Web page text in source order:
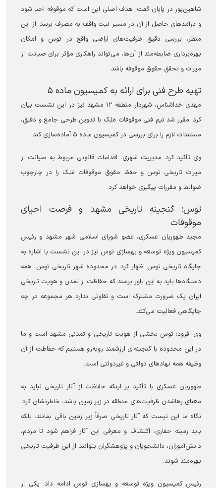
شاهین‌پور در پایان گفت: هدف اصلی این است که موقوفه احیا شود
و درآمدهای حاصل از آن در مسیر نیت واقف به مصرف برسد. از این
منظر، بررسی دقیق ظرفیت‌های اراضی واقع در توس و امکان
بهره‌برداری ضابطه‌مند از آن‌ها، می‌تواند راهکاری مؤثر برای صیانت از
میراث و تحقق حقوق موقوفه باشد.
تهیه طرح فنی برای ارائه به کمیسیون ماده ۵
مهدی خداشناس، شهردار منطقه ۱۲ مشهد نیز در این نشست بیان
کرد: مقرر شد تیم فنی موقوفات مَلِک با تدوین طرحی جامع و دقیق،
مستندات لازم را برای بررسی در کمیسیون ماده ۵ آماده‌سازی کند.
وی تأکید کرد: مدیریت شهری، اقدامات قانونی مربوط به صیانت از
میراث تاریخی توس و حفظ حقوق موقوفات مَلِک را در چارچوب
ضوابط و مقررات پیگیری خواهد کرد.
توس؛ گنجینه تاریخی مشهد و فرصت احیای
موقوفات
مجید طهوریان عسکری، عضو شورای اسلامی شهر مشهد و رئیس
کمیسیون ویژه توسعه و بهسازی توس نیز در این نشست با اشاره به
جایگاه تاریخی توس اظهار کرد: در محدوده شهر تاریخی توس، همه
دستگاه‌ها باید به این باور برسند که حفاظت از تمدن و هویت تاریخی
ایران یک ضرورت مشترک است و تفاوتی ندارد هر مجموعه در چه
جایگاهی فعالیت می‌کند.
وی افزود: توس بخشی از هویت تاریخی و تمدنی مشهد است و ما
در این محدوده با گنجینه‌ای ارزشمند روبه‌رو هستیم که حفاظت از آن
وظیفه همه نهادهای دولتی و غیردولتی است.
طهوریان عسکری با تأکید بر اینکه حفاظت از آثار تاریخی نباید به
معنای رهاشدن ظرفیت‌های منطقه در زیر زمین باشد، خاطرنشان کرد:
نگاه ما این نیست که آثار تاریخی صرفاً زیر زمین باقی بمانند، بلکه
باید زمینه حفاری، اکتشاف و معرفی این آثار فراهم شود تا مردم،
دانش‌آموزان، دانشجویان و پژوهشگران بتوانند از این ظرفیت تاریخی
بهره‌مند شوند.
رئیس کمیسیون ویژه توسعه و بهسازی توس ادامه داد: یکی از